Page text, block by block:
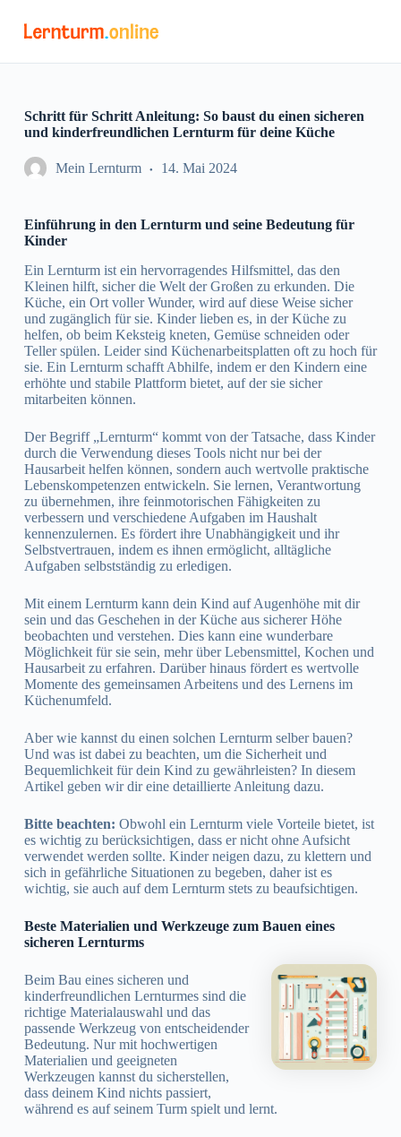
u
I
n
g
n
Schritt für Schritt Anleitung: So baust du einen sicheren
und kinderfreundlichen Lernturm für deine Küche
Mein Lernturm 14. Mai 2024
Einführung in den Lernturm und seine Bedeutung für
Kinder
Ein Lernturm ist ein hervorragendes Hilfsmittel, das den
Kleinen hilft, sicher die Welt der Großen zu erkunden. Die
Küche, ein Ort voller Wunder, wird auf diese Weise sicher
und zugänglich für sie. Kinder lieben es, in der Küche zu
helfen, ob beim Keksteig kneten, Gemüse schneiden oder
Teller spülen. Leider sind Küchenarbeitsplatten oft zu hoch für
sie. Ein Lernturm schafft Abhilfe, indem er den Kindern eine
erhöhte und stabile Plattform bietet, auf der sie sicher
mitarbeiten können.
Der Begriff „Lernturm“ kommt von der Tatsache, dass Kinder
durch die Verwendung dieses Tools nicht nur bei der
Hausarbeit helfen können, sondern auch wertvolle praktische
Lebenskompetenzen entwickeln. Sie lernen, Verantwortung
zu übernehmen, ihre feinmotorischen Fähigkeiten zu
verbessern und verschiedene Aufgaben im Haushalt
kennenzulernen. Es fördert ihre Unabhängigkeit und ihr
Selbstvertrauen, indem es ihnen ermöglicht, alltägliche
Aufgaben selbstständig zu erledigen.
Mit einem Lernturm kann dein Kind auf Augenhöhe mit dir
sein und das Geschehen in der Küche aus sicherer Höhe
beobachten und verstehen. Dies kann eine wunderbare
Möglichkeit für sie sein, mehr über Lebensmittel, Kochen und
Hausarbeit zu erfahren. Darüber hinaus fördert es wertvolle
Momente des gemeinsamen Arbeitens und des Lernens im
Küchenumfeld.
Aber wie kannst du einen solchen Lernturm selber bauen?
Und was ist dabei zu beachten, um die Sicherheit und
Bequemlichkeit für dein Kind zu gewährleisten? In diesem
Artikel geben wir dir eine detaillierte Anleitung dazu.
Bitte beachten: Obwohl ein Lernturm viele Vorteile bietet, ist
es wichtig zu berücksichtigen, dass er nicht ohne Aufsicht
verwendet werden sollte. Kinder neigen dazu, zu klettern und
sich in gefährliche Situationen zu begeben, daher ist es
wichtig, sie auch auf dem Lernturm stets zu beaufsichtigen.
Beste Materialien und Werkzeuge zum Bauen eines
sicheren Lernturms
Beim Bau eines sicheren und
kinderfreundlichen Lernturmes sind die
richtige Materialauswahl und das
passende Werkzeug von entscheidender
Bedeutung. Nur mit hochwertigen
Materialien und geeigneten
Werkzeugen kannst du sicherstellen,
dass deinem Kind nichts passiert,
während es auf seinem Turm spielt und lernt.